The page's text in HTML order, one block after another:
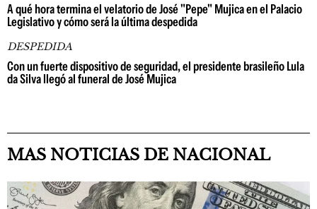
A qué hora termina el velatorio de José "Pepe" Mujica en el Palacio
Legislativo y cómo será la última despedida
DESPEDIDA
Con un fuerte dispositivo de seguridad, el presidente brasileño Lula
da Silva llegó al funeral de José Mujica
MAS NOTICIAS DE NACIONAL